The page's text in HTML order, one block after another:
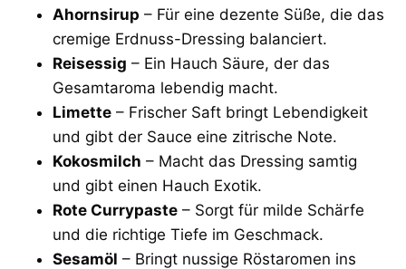
Ahornsirup – Für eine dezente Süße, die das
cremige Erdnuss-Dressing balanciert.
Reisessig – Ein Hauch Säure, der das
Gesamtaroma lebendig macht.
Limette – Frischer Saft bringt Lebendigkeit
und gibt der Sauce eine zitrische Note.
Kokosmilch – Macht das Dressing samtig
und gibt einen Hauch Exotik.
Rote Currypaste – Sorgt für milde Schärfe
und die richtige Tiefe im Geschmack.
Sesamöl – Bringt nussige Röstaromen ins